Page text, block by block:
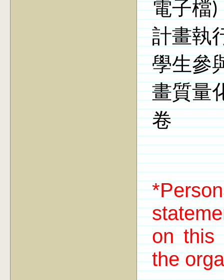
電子檔)
計畫執
學生參
畫質量
卷
on this
the